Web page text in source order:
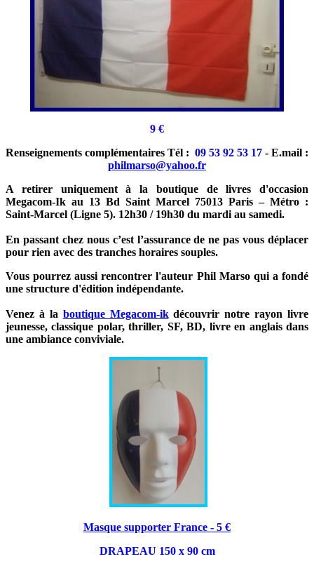
9 €
Renseignements complémentaires Tél : 09 53 92 53 17 - E.mail :
philmarso@yahoo.fr
A retirer uniquement à la boutique de livres d'occasion
Megacom-Ik au 13 Bd Saint Marcel 75013 Paris – Métro :
Saint-Marcel (Ligne 5). 12h30 / 19h30 du mardi au samedi.
En passant chez nous c’est l’assurance de ne pas vous déplacer
pour rien avec des tranches horaires souples.
Vous pourrez aussi rencontrer l'auteur Phil Marso qui a fondé
une structure d'édition indépendante.
Venez à la boutique Megacom-ikdécouvrir notre rayon livre
jeunesse, classique polar, thriller, SF, BD, livre en anglais dans
une ambiance conviviale.
Masque supporter France - 5 €
DRAPEAU 150 x 90 cm